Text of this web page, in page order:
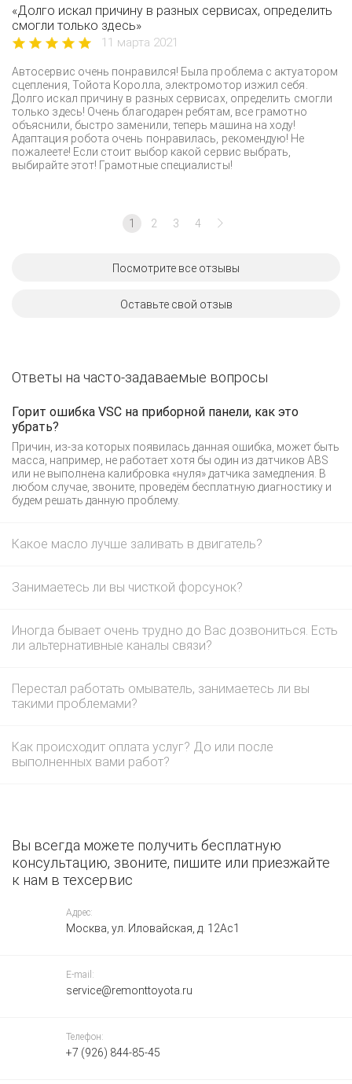
«Долго искал причину в разных сервисах, определить
смогли только здесь»
11 марта 2021
Автосервис очень понравился! Была проблема с актуатором
сцепления, Тойота Королла, электромотор изжил себя.
Долго искал причину в разных сервисах, определить смогли
только здесь! Очень благодарен ребятам, все грамотно
объяснили, быстро заменили, теперь машина на ходу!
Адаптация робота очень понравилась, рекомендую! Не
пожалеете! Если стоит выбор какой сервис выбрать,
выбирайте этот! Грамотные специалисты!
1 2 3 4
Посмотрите все отзывы
Оставьте свой отзыв
Ответы на часто-задаваемые вопросы
Горит ошибка VSC на приборной панели, как это
убрать?
Причин, из-за которых появилась данная ошибка, может быть
масса, например, не работает хотя бы один из датчиков ABS
или не выполнена калибровка «нуля» датчика замедления. В
любом случае, звоните, проведём бесплатную диагностику и
будем решать данную проблему.
Какое масло лучше заливать в двигатель?
Занимаетесь ли вы чисткой форсунок?
Иногда бывает очень трудно до Вас дозвониться. Есть
ли альтернативные каналы связи?
Перестал работать омыватель, занимаетесь ли вы
такими проблемами?
Как происходит оплата услуг? До или после
выполненных вами работ?
Вы всегда можете получить бесплатную
консультацию, звоните, пишите или приезжайте
к нам в техсервис
Адрес:
Москва, ул. Иловайская, д. 12Ас1
E-mail:
service@remonttoyota.ru
Телефон:
+7 (926) 844-85-45